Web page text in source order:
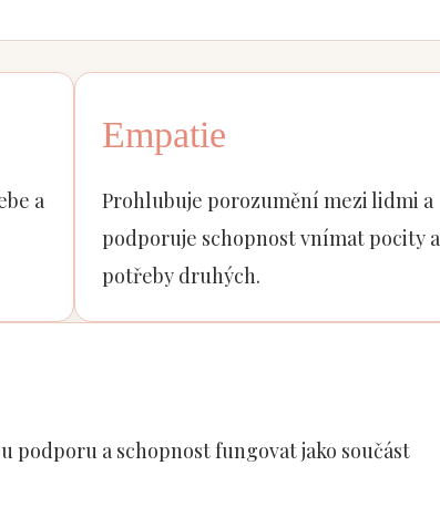
a
Empatie
Prohlubuje porozumění mezi lidmi a
podporuje schopnost vnímat pocity a
potřeby druhých.
podporu a schopnost fungovat jako součást